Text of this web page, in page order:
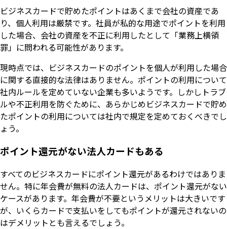
ビジネスカードで貯めたポイントはあくまで会社の資産であ
り、個人利用は厳禁です。社員が私的な用途でポイントを利用
した場合、会社の資産を不正に利用したとして「業務上横領
罪」に問われる可能性があります。
現時点では、ビジネスカードのポイントを個人が利用した場合
に関する直接的な法律はありません。ポイントの利用について
社内ルールを定めていない企業も多いようです。しかしトラブ
ルや不正利用を防ぐために、あらかじめビジネスカードで貯め
たポイントの利用については社内で規定を定めておくべきでし
ょう。
ポイント還元がない法人カードもある
すべてのビジネスカードにポイント還元があるわけではありま
せん。特に年会費が無料の法人カードは、ポイント還元がない
ケースがあります。年会費が不要というメリットは大きいです
が、いくらカードで支払いをしてもポイントが還元されないの
はデメリットとも言えるでしょう。